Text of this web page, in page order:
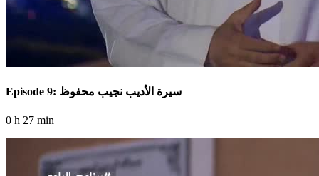
Episode 9: سيرة الأديب نجيب محفوظ
0 h 27 min